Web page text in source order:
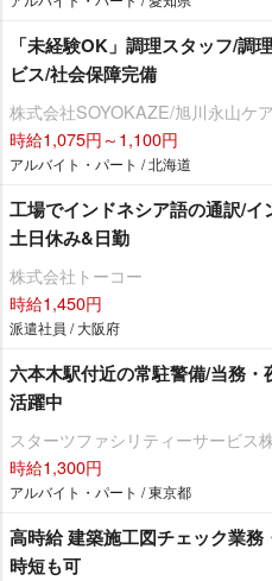
「未経験OK」調理スタッフ/調
ビス/社会保障完備
株式会社SOYOKAZE/旭川永山ケ
時給1,075円～1,100円
アルバイト・パート / 北海道
工場でインドネシア語の通訳/
土日休み&日勤
株式会社トーコー
時給1,450円
派遣社員 / 大阪府
六本木駅付近の常駐警備/当務
活躍中
スターツファシリティーサービス
時給1,300円
アルバイト・パート / 東京都
高時給 建築施工図チェック業務
時短も可